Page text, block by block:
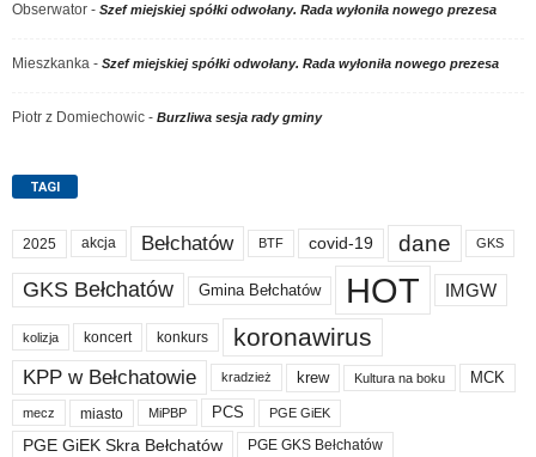
Obserwator - Szef miejskiej spółki odwołany. Rada wyłoniła nowego prezesa
Mieszkanka - Szef miejskiej spółki odwołany. Rada wyłoniła nowego prezesa
Piotr z Domiechowic - Burzliwa sesja rady gminy
TAGI
2025 akcja Bełchatów BTF covid-19 dane GKS
GKS Bełchatów Gmina Bełchatów HOT IMGW
kolizja koncert konkurs koronawirus
KPP w Bełchatowie kradzież krew Kultura na boku MCK
mecz miasto MiPBP PCS PGE GiEK
PGE GiEK Skra Bełchatów PGE GKS Bełchatów